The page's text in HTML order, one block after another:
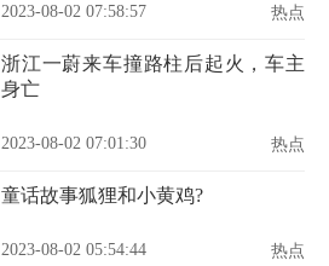
2023-08-02 07:58:57 热点
浙江一蔚来车撞路柱后起火，车主
身亡
2023-08-02 07:01:30 热点
童话故事狐狸和小黄鸡?
2023-08-02 05:54:44 热点